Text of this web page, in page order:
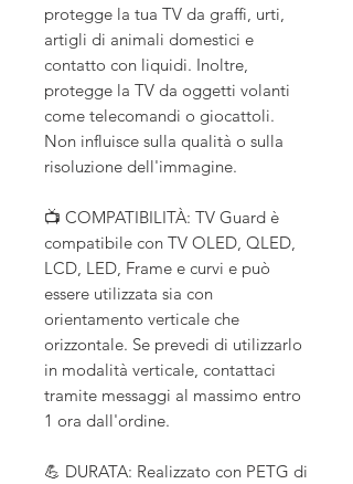
protegge la tua TV da graffi, urti,
artigli di animali domestici e
contatto con liquidi. Inoltre,
protegge la TV da oggetti volanti
come telecomandi o giocattoli.
Non influisce sulla qualità o sulla
risoluzione dell'immagine.
📺 COMPATIBILITÀ: TV Guard è
compatibile con TV OLED, QLED,
LCD, LED, Frame e curvi e può
essere utilizzata sia con
orientamento verticale che
orizzontale. Se prevedi di utilizzarlo
in modalità verticale, contattaci
tramite messaggi al massimo entro
1 ora dall'ordine.
💪 DURATA: Realizzato con PETG di